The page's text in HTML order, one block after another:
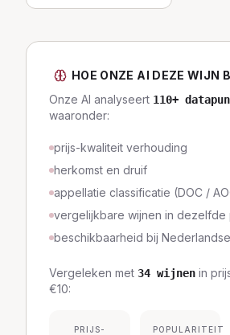
HOE ONZE AI DEZE WIJN
Onze AI analyseert 110+
waaronder:
prijs-kwaliteit verhouding
herkomst en druif
appellatie classificatie (DOC /
vergelijkbare wijnen in dezelfde
beschikbaarheid bij
Vergeleken met 34 wijnen in
€10:
PRIJS-
POPULARITEIT